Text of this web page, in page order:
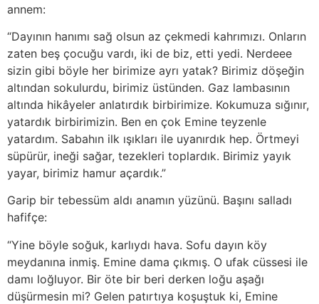
annem:
“Dayının hanımı sağ olsun az çekmedi kahrımızı. Onların
zaten beş çocuğu vardı, iki de biz, etti yedi. Nerdeee
sizin gibi böyle her birimize ayrı yatak? Birimiz döşeğin
altından sokulurdu, birimiz üstünden. Gaz lambasının
altında hikâyeler anlatırdık birbirimize. Kokumuza sığınır,
yatardık birbirimizin. Ben en çok Emine teyzenle
yatardım. Sabahın ilk ışıkları ile uyanırdık hep. Örtmeyi
süpürür, ineği sağar, tezekleri toplardık. Birimiz yayık
yayar, birimiz hamur açardık.”
Garip bir tebessüm aldı anamın yüzünü. Başını salladı
hafifçe:
“Yine böyle soğuk, karlıydı hava. Sofu dayın köy
meydanına inmiş. Emine dama çıkmış. O ufak cüssesi ile
damı loğluyor. Bir öte bir beri derken loğu aşağı
düşürmesin mi? Gelen patırtıya koşuştuk ki, Emine